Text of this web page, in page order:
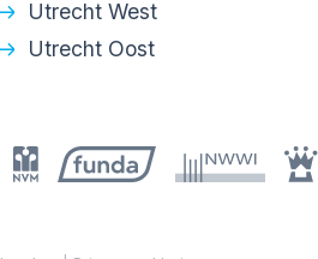
Utrecht West
Utrecht Oost